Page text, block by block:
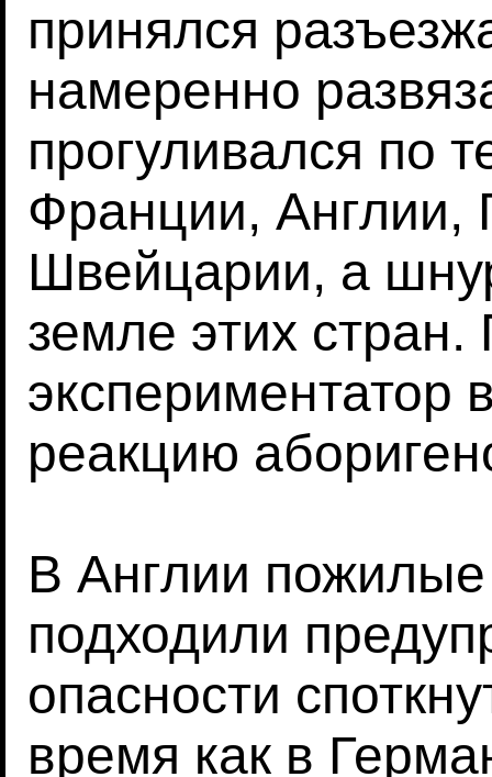
принялся
намеренно
прогуливался по
Франции, Англии,
Швейцарии, а
земле этих
экспериментатор
реакцию
В Англии
подходили
опасности
время как в